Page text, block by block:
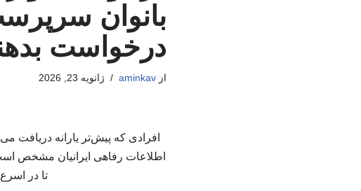
بانوان
درخواست
ازaminkav ژانویه 23, 2026
افرادی که پیش‌تر یارانه دریافت
اطلاعات رفاهی ایرانیان مشخص
تا در اسرع وقت (معمولا ۴۸